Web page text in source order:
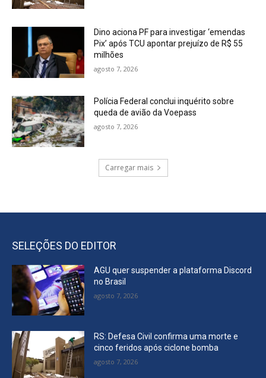
Dino aciona PF para investigar ‘emendas
Pix’ após TCU apontar prejuízo de R$ 55
milhões
agosto 7, 2026
Polícia Federal conclui inquérito sobre
queda de avião da Voepass
agosto 7, 2026
Carregar mais
SELEÇÕES DO EDITOR
AGU quer suspender a plataforma Discord
no Brasil
agosto 7, 2026
RS: Defesa Civil confirma uma morte e
cinco feridos após ciclone bomba
agosto 7, 2026